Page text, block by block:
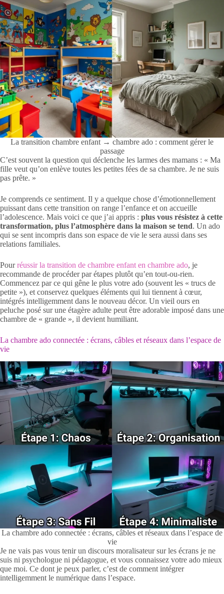
La transition chambre enfant → chambre ado : comment gérer le
passage
C’est souvent la question qui déclenche les larmes des mamans : « Ma
fille veut qu’on enlève toutes les petites fées de sa chambre. Je ne suis
pas prête. »
Je comprends ce sentiment. Il y a quelque chose d’émotionnellement
puissant dans cette transition on range l’enfance et on accueille
l’adolescence. Mais voici ce que j’ai appris : plus vous résistez à cette
transformation, plus l’atmosphère dans la maison se tend. Un ado
qui se sent incompris dans son espace de vie le sera aussi dans ses
relations familiales.
Pourréussir la transition de chambre enfant en chambre ado, je
recommande de procéder par étapes plutôt qu’en tout-ou-rien.
Commencez par ce qui gêne le plus votre ado (souvent les « trucs de
petite »), et conservez quelques éléments qui lui tiennent à cœur,
intégrés intelligemment dans le nouveau décor. Un vieil ours en
peluche posé sur une étagère adulte peut être adorable imposé dans une
chambre de « grande », il devient humiliant.
La chambre ado connectée : écrans, câbles et réseaux dans l’espace de
vie
La chambre ado connectée : écrans, câbles et réseaux dans l’espace de
vie
Je ne vais pas vous tenir un discours moralisateur sur les écrans je ne
suis ni psychologue ni pédagogue, et vous connaissez votre ado mieux
que moi. Ce dont je peux parler, c’est de comment intégrer
intelligemment le numérique dans l’espace.